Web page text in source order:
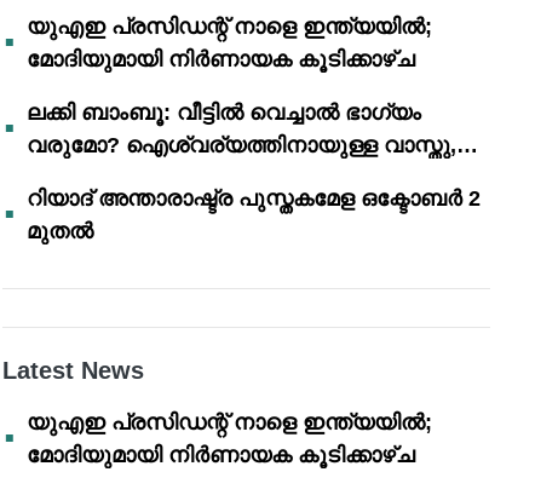
യുഎഇ പ്രസിഡന്റ് നാളെ ഇന്ത്യയിൽ;
മോദിയുമായി നിർണായക കൂടിക്കാഴ്ച
ലക്കി ബാംബൂ: വീട്ടിൽ വെച്ചാൽ ഭാഗ്യം
വരുമോ? ഐശ്വര്യത്തിനായുള്ള വാസ്തു,
റിയാദ് അന്താരാഷ്ട്ര പുസ്തകമേള ഒക്ടോബർ 2
മുതൽ
Latest News
യുഎഇ പ്രസിഡന്റ് നാളെ ഇന്ത്യയിൽ;
മോദിയുമായി നിർണായക കൂടിക്കാഴ്ച